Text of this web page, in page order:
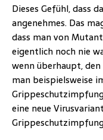
Dieses Gefühl, dass
angenehmes. Das
dass man von
eigentlich noch nie
wenn überhaupt,
man beispielsweise
eine neue